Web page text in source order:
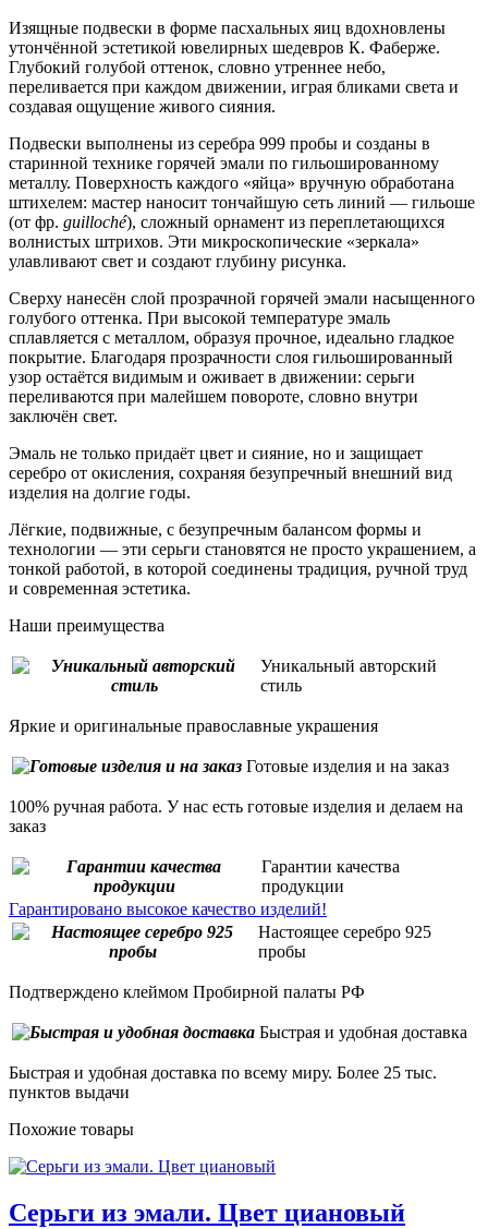
Изящные подвески в форме пасхальных яиц вдохновлены
утончённой эстетикой ювелирных шедевров К. Фаберже.
Глубокий голубой оттенок, словно утреннее небо,
переливается при каждом движении, играя бликами света и
создавая ощущение живого сияния.
Подвески выполнены из серебра 999 пробы и созданы в
старинной технике горячей эмали по гильошированному
металлу. Поверхность каждого «яйца» вручную обработана
штихелем: мастер наносит тончайшую сеть линий — гильоше
(от фр. guilloché), сложный орнамент из переплетающихся
волнистых штрихов. Эти микроскопические «зеркала»
улавливают свет и создают глубину рисунка.
Сверху нанесён слой прозрачной горячей эмали насыщенного
голубого оттенка. При высокой температуре эмаль
сплавляется с металлом, образуя прочное, идеально гладкое
покрытие. Благодаря прозрачности слоя гильошированный
узор остаётся видимым и оживает в движении: серьги
переливаются при малейшем повороте, словно внутри
заключён свет.
Эмаль не только придаёт цвет и сияние, но и защищает
серебро от окисления, сохраняя безупречный внешний вид
изделия на долгие годы.
Лёгкие, подвижные, с безупречным балансом формы и
технологии — эти серьги становятся не просто украшением, а
тонкой работой, в которой соединены традиция, ручной труд
и современная эстетика.
Наши преимущества
Уникальный авторский
стиль
Яркие и оригинальные православные украшения
Готовые изделия и на заказ
100% ручная работа. У нас есть готовые изделия и делаем на
заказ
Гарантии качества
продукции
Гарантировано высокое качество изделий!
Настоящее серебро 925
пробы
Подтверждено клеймом Пробирной палаты РФ
Быстрая и удобная доставка
Быстрая и удобная доставка по всему миру. Более 25 тыс.
пунктов выдачи
Похожие товары
Серьги из эмали. Цвет циановый